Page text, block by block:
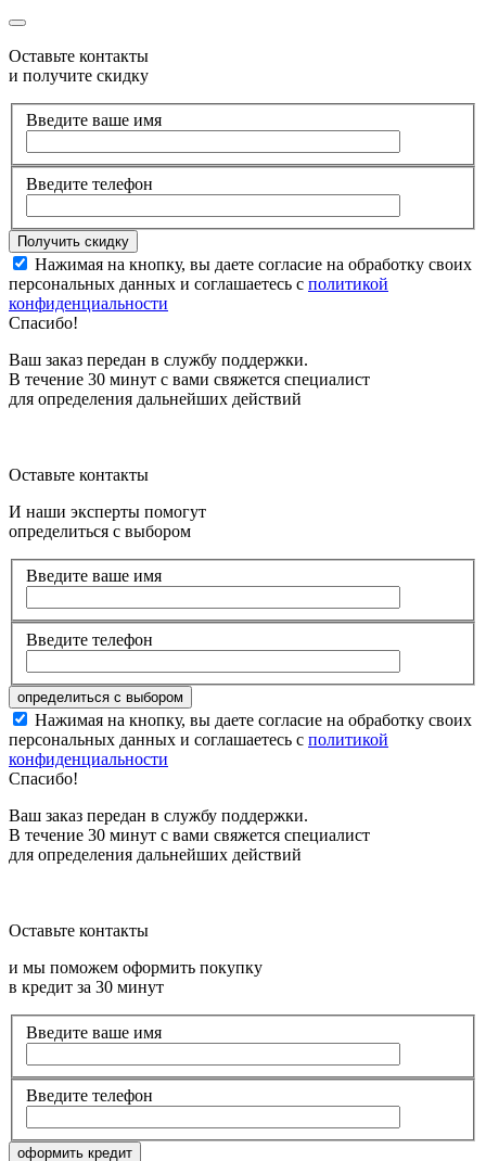
Оставьте контакты
и получите скидку
Введите ваше имя
Введите телефон
Нажимая на кнопку, вы даете согласие на обработку своих
персональных данных и соглашаетесь с политикой
конфиденциальности
Спасибо!
Ваш заказ передан в службу поддержки.
В течение 30 минут с вами свяжется специалист
для определения дальнейших действий
Оставьте контакты
И наши эксперты помогут
определиться с выбором
Введите ваше имя
Введите телефон
Нажимая на кнопку, вы даете согласие на обработку своих
персональных данных и соглашаетесь с политикой
конфиденциальности
Спасибо!
Ваш заказ передан в службу поддержки.
В течение 30 минут с вами свяжется специалист
для определения дальнейших действий
Оставьте контакты
и мы поможем оформить покупку
в кредит за 30 минут
Введите ваше имя
Введите телефон